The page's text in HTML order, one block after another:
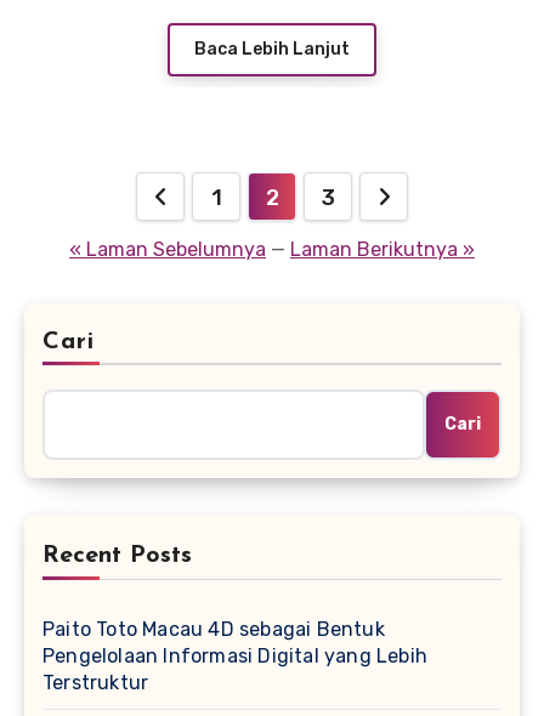
Baca Lebih Lanjut
Paginasi
pos
1 2 3
« Laman Sebelumnya — Laman Berikutnya »
Cari
Cari
Recent Posts
Paito Toto Macau 4D sebagai Bentuk
Pengelolaan Informasi Digital yang Lebih
Terstruktur